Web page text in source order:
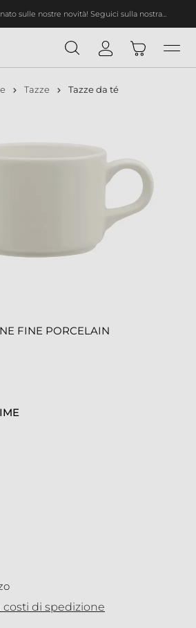
sulle nostre novità! Seguici sulla nostra
Tazze Tazze da té
FINE PORCELAIN
costi di spedizione